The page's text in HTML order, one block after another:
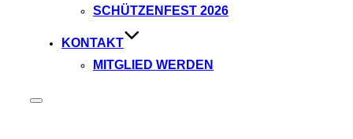
SCHÜTZENFEST 2026
KONTAKT
MITGLIED WERDEN
Seitenleiste